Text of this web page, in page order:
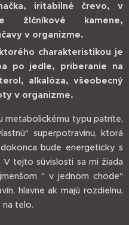
iritabilné črevo, v
žlčníkové kamene,
v organizme.
charakteristikou je
po jedle, priberanie na
alkalóza, všeobecný
v organizme.
metabolickému typu patríte,
superpotravinu, ktorá
bude energeticky s
tejto súvislosti sa mi žiada
" v jednom chode"
hlavne ak majú rozdielnu,
telo.